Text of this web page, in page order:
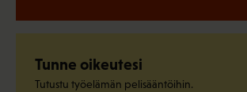
Tunne oikeutesi
Tutustu työelämän pelisääntöihin.